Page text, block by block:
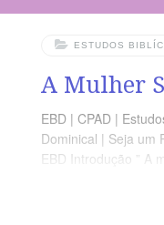
ESTUDOS
A Mulher
EBD | CPAD |
Dominical | Seja um
EBD Introdução ” A